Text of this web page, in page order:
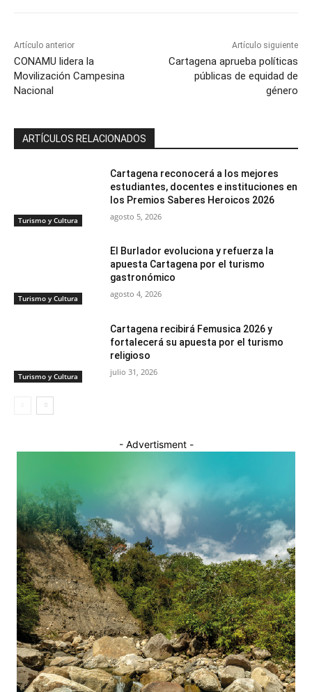
Artículo anterior
CONAMU lidera la
Movilización Campesina
Nacional
Artículo siguiente
Cartagena aprueba políticas
públicas de equidad de
género
ARTÍCULOS RELACIONADOS
Turismo y Cultura
Cartagena reconocerá a los mejores
estudiantes, docentes e instituciones en
los Premios Saberes Heroicos 2026
agosto 5, 2026
Turismo y Cultura
El Burlador evoluciona y refuerza la
apuesta Cartagena por el turismo
gastronómico
agosto 4, 2026
Turismo y Cultura
Cartagena recibirá Femusica 2026 y
fortalecerá su apuesta por el turismo
religioso
julio 31, 2026
- Advertisment -